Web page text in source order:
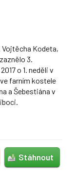
Vojtěcha Kodeta,
3.
o 1. neděli v
farním kostele
a Šebestiána v
Stáhnout